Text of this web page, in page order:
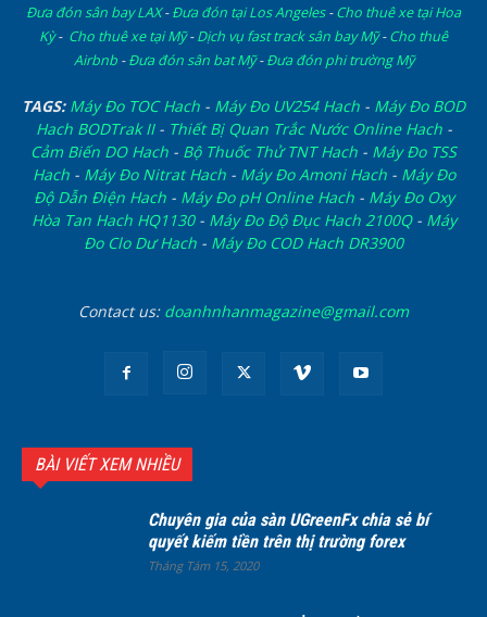
Đưa đón sân bay LAX-Đưa đón tại Los Angeles-Cho thuê xe tại Hoa
Kỳ- Cho thuê xe tại Mỹ-Dịch vụ fast track sân bay Mỹ-Cho thuê
Airbnb-Đưa đón sân bat Mỹ-Đưa đón phi trường Mỹ
TAGS: Máy Đo TOC Hach - Máy Đo UV254 Hach - Máy Đo BOD
Hach BODTrak II- Thiết Bị Quan Trắc Nước Online Hach-
Cảm Biến DO Hach - Bộ Thuốc Thử TNT Hach - Máy Đo TSS
Hach- Máy Đo Nitrat Hach- Máy Đo Amoni Hach- Máy Đo
Độ Dẫn Điện Hach- Máy Đo pH Online Hach- Máy Đo Oxy
Hòa Tan Hach HQ1130- Máy Đo Độ Đục Hach 2100Q- Máy
Đo Clo Dư Hach - Máy Đo COD Hach DR3900
Contact us: doanhnhanmagazine@gmail.com
BÀI VIẾT XEM NHIỀU
Chuyên gia của sàn UGreenFx chia sẻ bí
quyết kiếm tiền trên thị trường forex
Tháng Tám 15, 2020